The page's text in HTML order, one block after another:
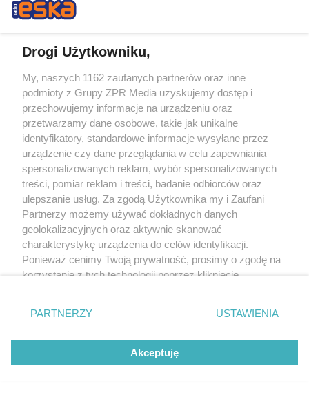
Drogi Użytkowniku,
My, naszych 1162 zaufanych partnerów oraz inne
podmioty z Grupy ZPR Media uzyskujemy dostęp i
przechowujemy informacje na urządzeniu oraz
przetwarzamy dane osobowe, takie jak unikalne
identyfikatory, standardowe informacje wysyłane przez
urządzenie czy dane przeglądania w celu zapewniania
spersonalizowanych reklam, wybór spersonalizowanych
treści, pomiar reklam i treści, badanie odbiorców oraz
ulepszanie usług. Za zgodą Użytkownika my i Zaufani
Partnerzy możemy używać dokładnych danych
geolokalizacyjnych oraz aktywnie skanować
charakterystykę urządzenia do celów identyfikacji.
Ponieważ cenimy Twoją prywatność, prosimy o zgodę na
korzystanie z tych technologii poprzez kliknięcie
zmienić/wycofać klikając przycisk ustawień prywatności
znajdujący się w lewym dolnym rogu strony
rodzaje przetwarzania danych nie wymagają zgody
użytkownika, ale masz prawo sprzeciwić się takiemu
przetwarzaniu. Preferencje będą miały zastosowanie tylko
PARTNERZY USTAWIENIA
Akceptuję